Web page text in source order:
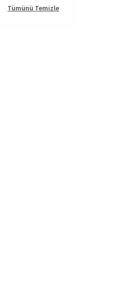
Tümünü Temizle